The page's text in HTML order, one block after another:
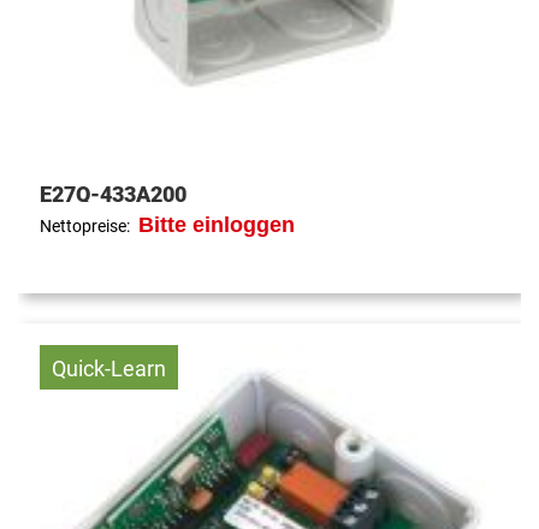
E27Q-433A200
Nettopreise: Bitte einloggen
Quick-Learn